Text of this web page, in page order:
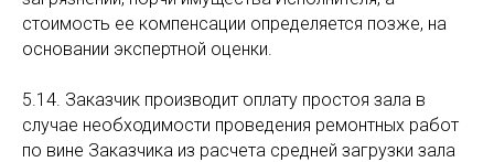
стоимость ее компенсации определяется позже, на
основании экспертной оценки.
5.14. Заказчик производит оплату простоя зала в
случае необходимости проведения ремонтных работ
по вине Заказчика из расчета средней загрузки зала